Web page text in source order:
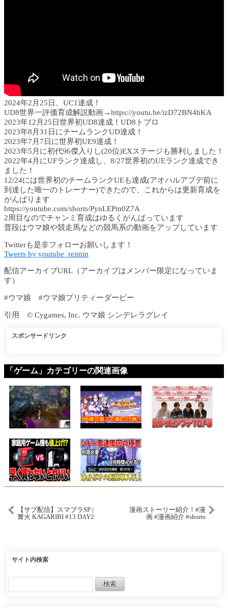
2024年2月25日、UC1達成！
UD8世界一評価育成解説動画→https://youtu.be/izD72BN4hKA
2023年12月25日世界初UD8達成！UD8トプロ
2023年8月31日にチームランクUD達成！
2023年7月7日に世界初UE9達成！
2023年5月に初代96傑入りし(20位)EXステージも勝利しました！
2022年4月にUFランク達成し、8/27世界初のUEランク達成でき
ました！
12/24には世界初のチームランクUEも達成(アオハルアプデ前に
到達した唯一のトレーナー)できたので、これからは更新育成を
がんばります
https://youtube.com/shorts/PynLEPm0Z7A
2周目なのでチャンミ育成はゆるくがんばっています
普段はウマ娘や競走馬などの競馬系の動画をアップしています
Twitterも是非フォローお願いします！
Tweets by youtube_reimin
配信アーカイブURL（アーカイブはメンバー限定になっていま
す）
#ウマ娘 #ウマ娘プリティーダービー
引用 © Cygames, Inc. ウマ娘 シンデレラグレイ
スポンサードリンク
「ゲーム」カテゴリーの関連画像
【サブ配信】スマブラSP |
篝火 KAGARIBI #13 DAY2
漫画ストーリー紹介！#漫
画 #漫画紹介 #shorts
サイト内検索